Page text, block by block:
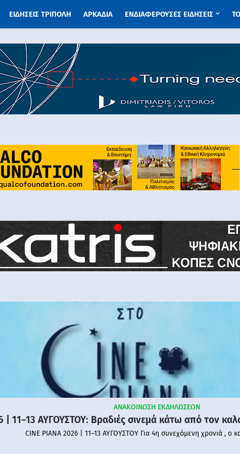
ΕΙΔΗΣΕΙΣ ΤΡΙΠΟΛΗ ΑΡΚΑΔΙΑ ΕΝΔΙΑΦΕΡΟΥΣΕΣ ΕΙΔΗΣΕΙΣ
ΑΝΑΚΟΙΝΩΣΗ ΕΚΔΗΛΩΣΕΩΝ
| 11–13 ΑΥΓΟΥΣΤΟΥ: Βραδιές σινεμά κάτω από τον
CINE PIANA 2026 | 11–13 ΑΥΓΟΥΣΤΟΥ Για 4η συνεχόμενη χρονιά , ο